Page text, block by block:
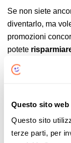
Questo sito
Questo sito
terze parti, per
Se non siete
diventarlo, ma
promozioni
potete
euro all’anno)
messo a
Volete l’aiuto di
dei seguenti
costi e senza